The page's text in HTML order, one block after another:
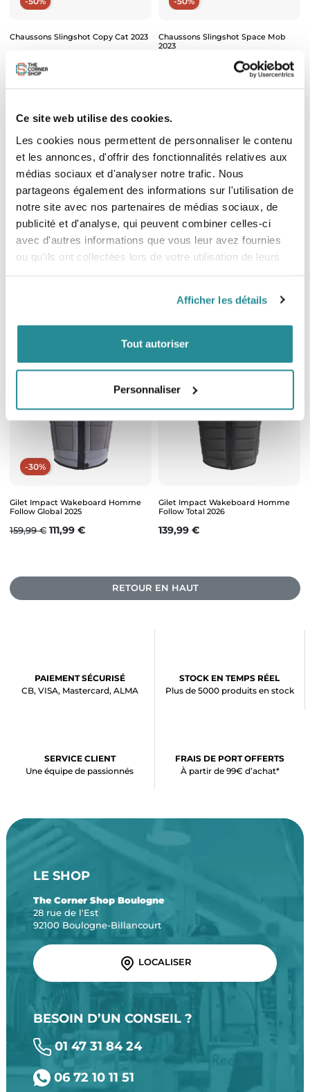
Ce site web utilise des cookies.
Les cookies nous permettent de personnaliser le contenu
et les annonces, d'offrir des fonctionnalités relatives aux
médias sociaux et d'analyser notre trafic. Nous
partageons également des informations sur l'utilisation de
notre site avec nos partenaires de médias sociaux, de
publicité et d'analyse, qui peuvent combiner celles-ci
avec d'autres informations que vous leur avez fournies
ou qu'ils ont collectées lors de votre utilisation de leurs
Afficher les détails
Tout autoriser
Personnaliser
Chaussons Slingshot Copy Cat 2023
Chaussons Slingshot Space Mob
2023
50,00 €
Prix de base
185,00 € Prix
129,50 €
-30%
Gilet Impact Wakeboard Homme
Follow Global 2025
Prix de base
159,99 € Prix
111,99 €
Gilet Impact Wakeboard Homme
Follow Total 2026
Prix
139,99 €
RETOUR EN HAUT
PAIEMENT SÉCURISÉ
CB, VISA, Mastercard, ALMA
STOCK EN TEMPS RÉEL
Plus de 5000 produits en stock
SERVICE CLIENT
Une équipe de passionnés
FRAIS DE PORT OFFERTS
À partir de 99€ d’achat*
LE SHOP
The Corner Shop Boulogne
28 rue de l'Est
92100 Boulogne-Billancourt
LOCALISER
BESOIN D’UN CONSEIL ?
01 47 31 84 24
06 72 10 11 51